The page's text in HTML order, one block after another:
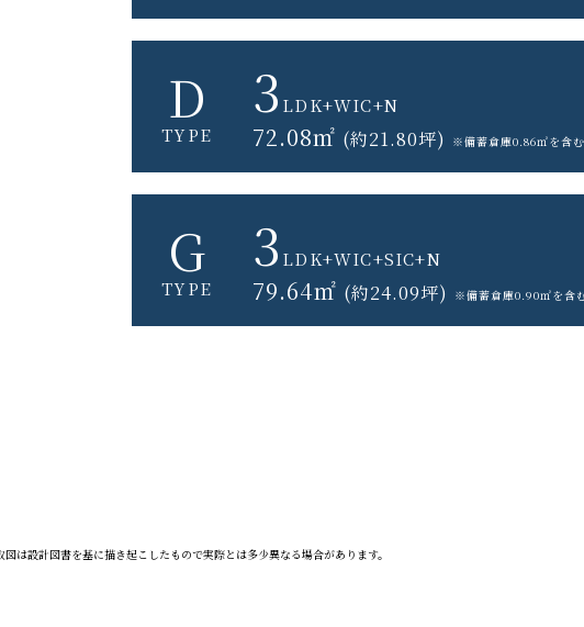
D
TYPE
3 LDK+WIC+N
72.08㎡ (約21.80坪) ※備蓄倉庫0.86㎡を含む
G
TYPE
3 LDK+WIC+SIC+N
79.64㎡ (約24.09坪) ※備蓄倉庫0.90㎡を含
は設計図書を基に描き起こしたもので実際とは多少異なる場合があります。